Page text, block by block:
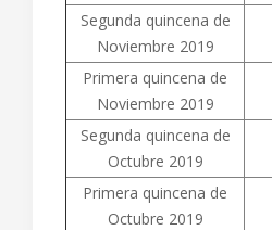
Segunda quincena de
Noviembre 2019
Primera quincena de
Noviembre 2019
Segunda quincena de
Octubre 2019
Primera quincena de
Octubre 2019